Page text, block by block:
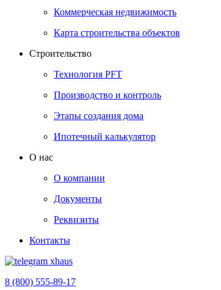
Коммерческая недвижимость
Карта строительства объектов
Строительство
Технология PFT
Производство и контроль
Этапы создания дома
Ипотечный калькулятор
О нас
О компании
Документы
Реквизиты
Контакты
8 (800) 555-89-17